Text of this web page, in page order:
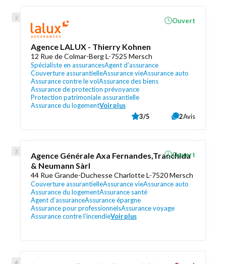
Agence LALUX - Thierry Kohnen
12 Rue de Colmar-Berg L-7525 Mersch
Spécialiste en assurancesAgent d’assurance
Couverture assurantielleAssurance vieAssurance auto
Assurance contre le volAssurance des biens
Assurance de protection prévoyance
Protection patrimoniale assurantielle
Assurance du logementVoir plus
Ouvert
3/5 2Avis
Agence Générale Axa Fernandes,Tranchida
& Neumann Sàrl
44 Rue Grande-Duchesse Charlotte L-7520 Mersch
Couverture assurantielleAssurance vieAssurance auto
Assurance du logementAssurance santé
Agent d’assuranceAssurance épargne
Assurance pour professionnelsAssurance voyage
Assurance contre l’incendieVoir plus
Ouvert